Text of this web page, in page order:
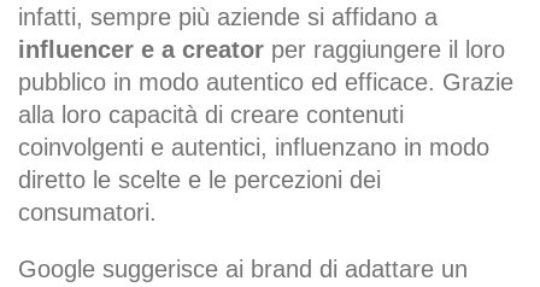
infatti, sempre più aziende si affidano a
influencer e a creator per raggiungere il loro
pubblico in modo autentico ed efficace. Grazie
alla loro capacità di creare contenuti
coinvolgenti e autentici, influenzano in modo
diretto le scelte e le percezioni dei
consumatori.
Google suggerisce ai brand di adattare un